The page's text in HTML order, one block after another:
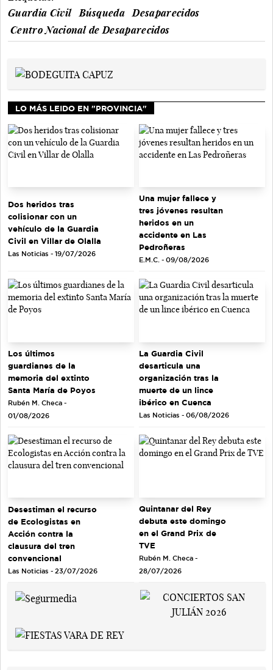
Guardia Civil
Búsqueda
Desaparecidos
Centro Nacional de Desaparecidos
LO MÁS LEIDO EN "PROVINCIA"
Dos heridos tras
colisionar con un
vehículo de la Guardia
Civil en Villar de Olalla
Las Noticias - 19/07/2026
Una mujer fallece y
tres jóvenes resultan
heridos en un
accidente en Las
Pedroñeras
E.M.C. - 09/08/2026
Los últimos
guardianes de la
memoria del extinto
Santa María de Poyos
Rubén M. Checa -
01/08/2026
La Guardia Civil
desarticula una
organización tras la
muerte de un lince
ibérico en Cuenca
Las Noticias - 06/08/2026
Desestiman el recurso
de Ecologistas en
Acción contra la
clausura del tren
convencional
Las Noticias - 23/07/2026
Quintanar del Rey
debuta este domingo
en el Grand Prix de
TVE
Rubén M. Checa -
28/07/2026